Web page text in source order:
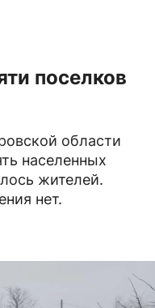
поселков
области
населенных
жителей.
нет.